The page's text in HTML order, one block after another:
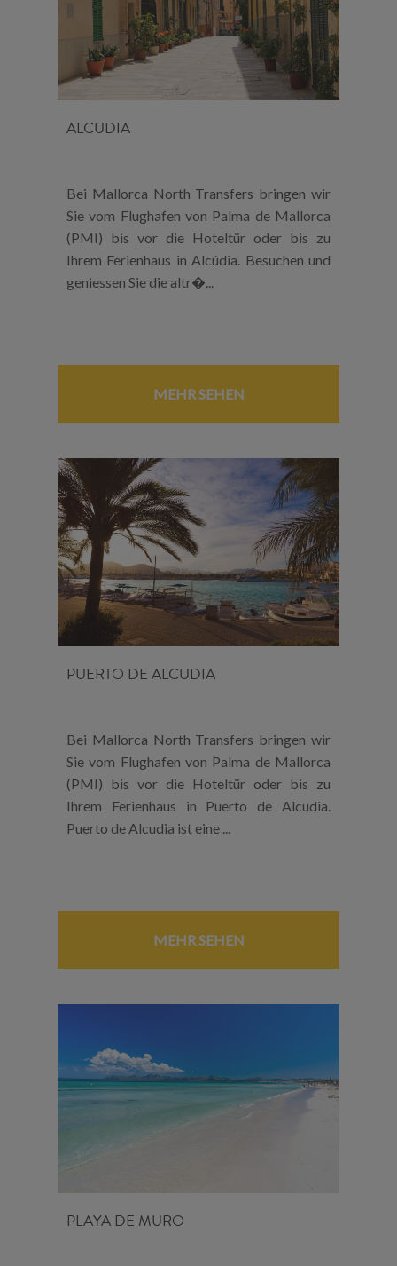
ALCUDIA
Bei Mallorca North Transfers bringen wir
Sie vom Flughafen von Palma de Mallorca
(PMI) bis vor die Hoteltür oder bis zu
Ihrem Ferienhaus in Alcúdia. Besuchen und
geniessen Sie die altr�...
MEHR SEHEN
PUERTO DE ALCUDIA
Bei Mallorca North Transfers bringen wir
Sie vom Flughafen von Palma de Mallorca
(PMI) bis vor die Hoteltür oder bis zu
Ihrem Ferienhaus in Puerto de Alcudia.
Puerto de Alcudia ist eine ...
MEHR SEHEN
PLAYA DE MURO